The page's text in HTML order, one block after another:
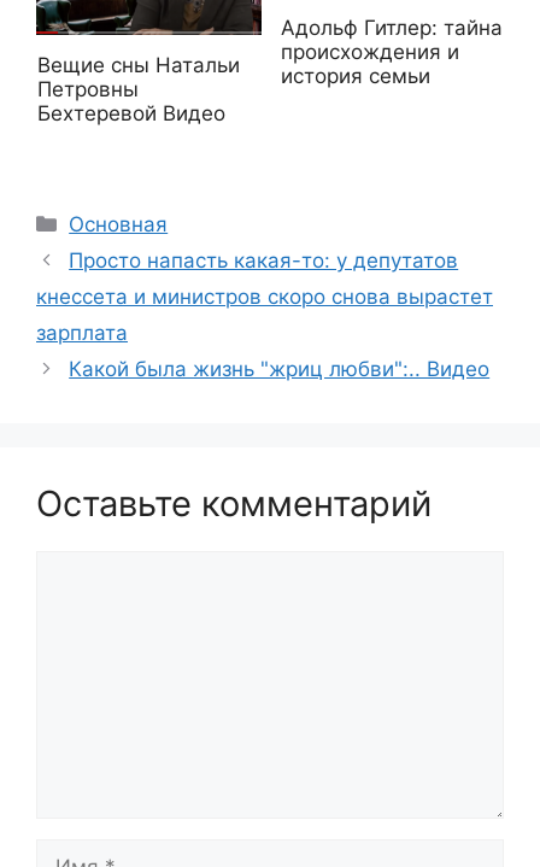
Вещие сны Натальи
Петровны
Бехтеревой Видео
Адольф Гитлер: тайна
происхождения и
история семьи
Рубрики
Основная
Просто напасть какая-то: у депутатов
кнессета и министров скоро снова вырастет
зарплата
Какой была жизнь "жриц любви":.. Видео
Оставьте комментарий
Имя